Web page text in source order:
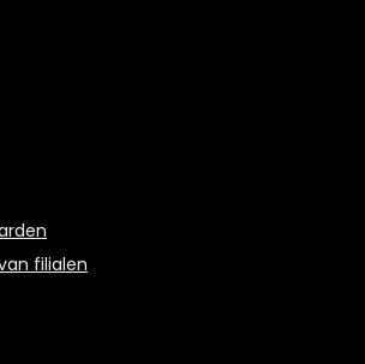
filialen